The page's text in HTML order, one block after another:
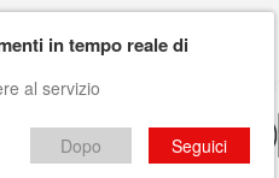
in tempo reale di
al servizio
Dopo Seguici